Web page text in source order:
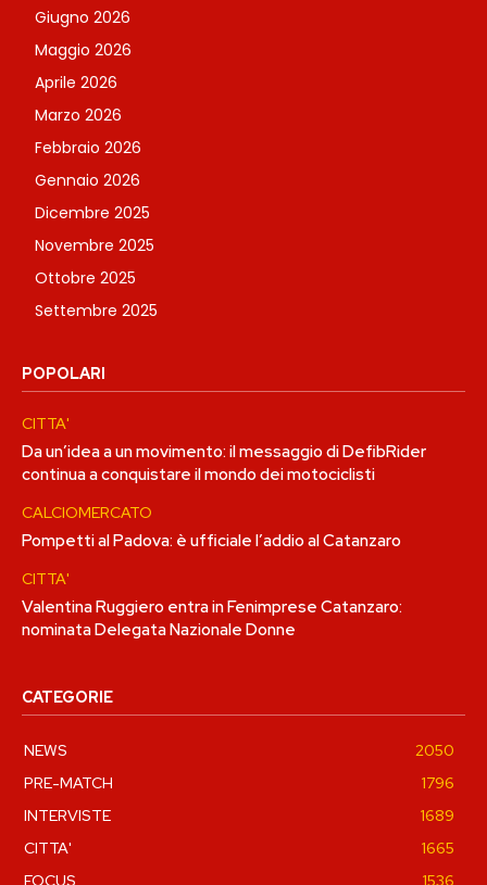
Giugno 2026
Maggio 2026
Aprile 2026
Marzo 2026
Febbraio 2026
Gennaio 2026
Dicembre 2025
Novembre 2025
Ottobre 2025
Settembre 2025
POPOLARI
CITTA'
Da un’idea a un movimento: il messaggio di DefibRider
continua a conquistare il mondo dei motociclisti
CALCIOMERCATO
Pompetti al Padova: è ufficiale l’addio al Catanzaro
CITTA'
Valentina Ruggiero entra in Fenimprese Catanzaro:
nominata Delegata Nazionale Donne
CATEGORIE
NEWS
2050
PRE-MATCH
1796
INTERVISTE
1689
CITTA'
1665